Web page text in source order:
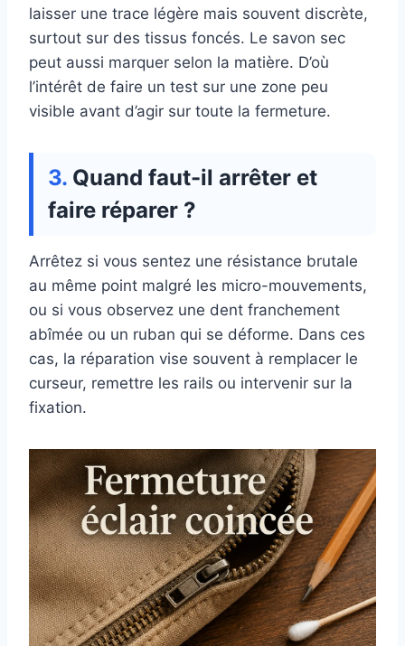
laisser une trace légère mais souvent discrète,
surtout sur des tissus foncés. Le savon sec
peut aussi marquer selon la matière. D’où
l’intérêt de faire un test sur une zone peu
visible avant d’agir sur toute la fermeture.
Quand faut-il arrêter et
faire réparer ?
Arrêtez si vous sentez une résistance brutale
au même point malgré les micro-mouvements,
ou si vous observez une dent franchement
abîmée ou un ruban qui se déforme. Dans ces
cas, la réparation vise souvent à remplacer le
curseur, remettre les rails ou intervenir sur la
fixation.